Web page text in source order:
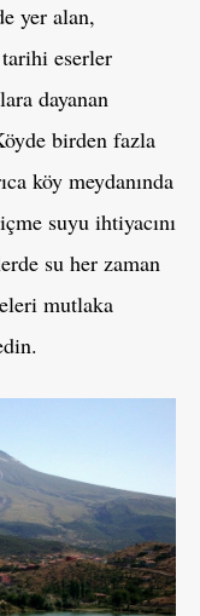
yer alan,
eserler
dayanan
birden fazla
köy meydanında
suyu ihtiyacını
su her zaman
mutlaka